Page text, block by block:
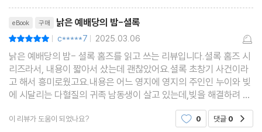
eBook 구매 낡은 예배당의 밤-셜록
| c*****7 | 2025.03.06
낡은 예배당의 밤- 셜록 홈즈를 읽고 쓰는 리뷰입니다.셜록 홈즈 시
리즈라서, 내용이 짧아서 샀는데 괜찮았어요.셜록 초창기 사건이라
고 해서 흥미로웠고요.내용은 어느 영지에 영지의 주인인 누이와 빚
에 시달리는 다혈질의 귀족 남동생이 살고 있는데,빚을 해결하려 하
다가 이상한 행동을 하게 되고 누이와도 사이가 멀어지고 그러다 근
처 낡은 예배당에서 사람의 뼛조각이 발견되면서
이 리뷰가 도움이 되었나요? 0 댓글 0